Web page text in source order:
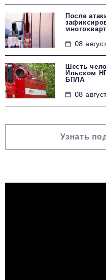
После
08
Шесть
Ильском
БПЛА
08
Узнать